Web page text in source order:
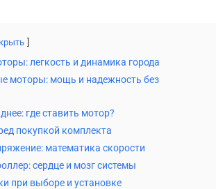
легкость и динамика города
моторы: мощь и надежность без
где ставить мотор?
покупкой комплекта
математика скорости
сердце и мозг системы
при выборе и установке